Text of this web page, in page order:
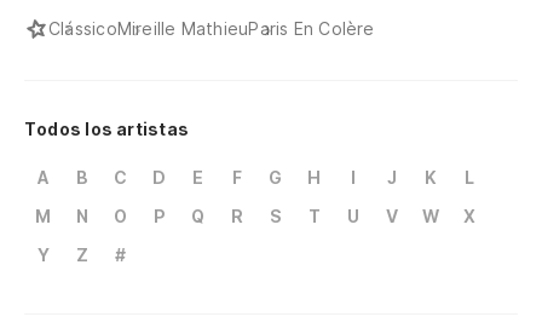
ClássicoMireille MathieuParis En Colère
Todos los artistas
A B C D E F G H I J K
L
M
N O P Q R S T U V W
X
Y
Z #